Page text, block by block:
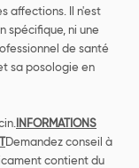
affections. Il n'est
spécifique, ni une
de santé
sa posologie en
INFORMATIONS
Demandez conseil à
contient du